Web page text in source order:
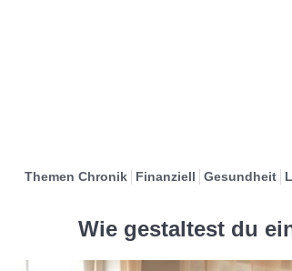
Themen Chronik Finanziell Gesundheit
Wie gestaltest du